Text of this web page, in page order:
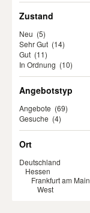
Zustand
Neu (5)
Sehr Gut (14)
Gut (11)
In Ordnung (10)
Angebotstyp
Angebote (69)
Gesuche (4)
Ort
Deutschland
Hessen
Frankfurt am Main
West